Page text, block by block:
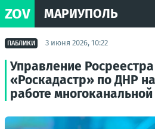
ZOV МАРИУПОЛЬ
ПАБЛИКИ 3 июня 2026, 10:22
Управление
«Роскадастр» по ДНР
работе